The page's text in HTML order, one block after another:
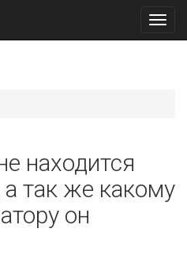
находится
так же какому
он